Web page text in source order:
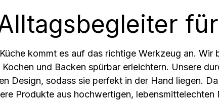
Rührbecher
kommt es auf das richtige Werkzeug an. Wir
und Backen spürbar erleichtern. Unsere
Design, sodass sie perfekt in der Hand liegen.
Produkte aus hochwertigen, lebensmittelechten